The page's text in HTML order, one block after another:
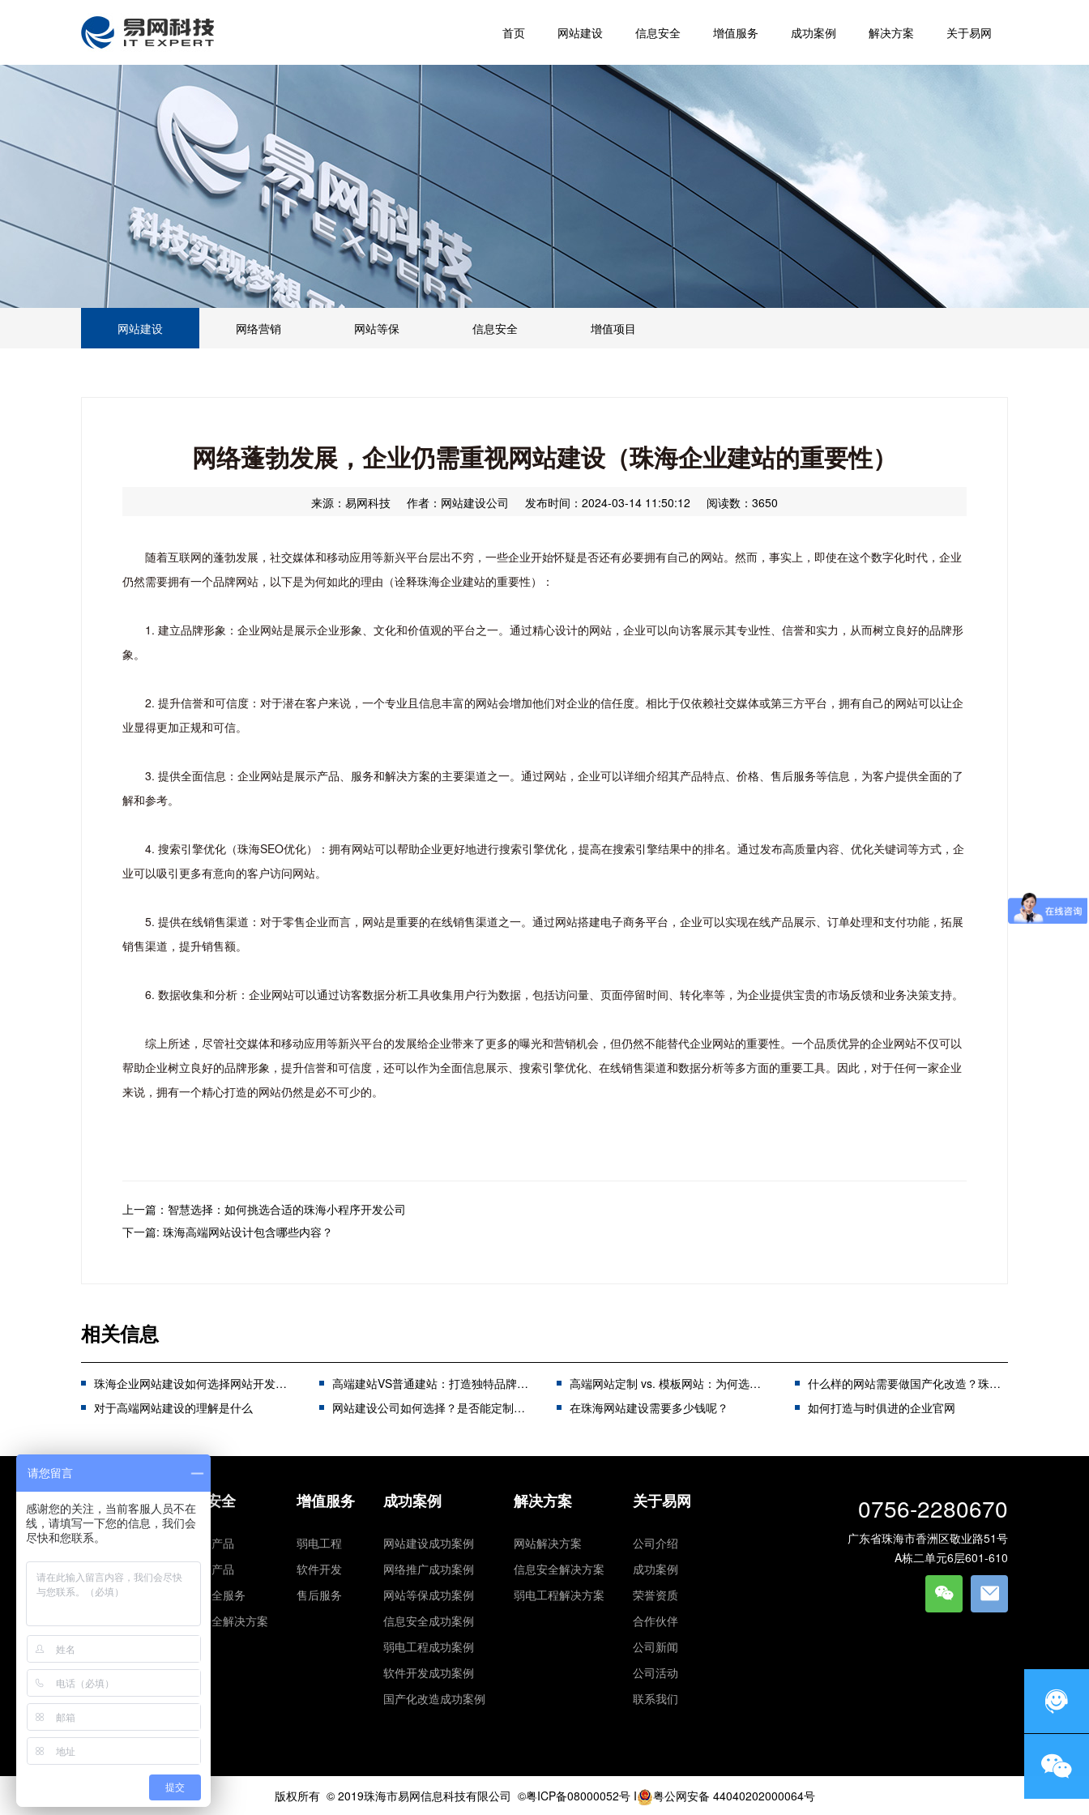
首页 网站建设 信息安全 增值服务 成功案例 解决方案 关于易网
网站建设 网络营销 网站等保 信息安全 增值项目
网络蓬勃发展，企业仍需重视网站建设（珠海企业建站的重要性）
来源：易网科技 作者：网站建设公司 发布时间：2024-03-14 11:50:12 阅读数：3650
随着互联网的蓬勃发展，社交媒体和移动应用等新兴平台层出不穷，一些企业开始怀疑是否还有必要拥有自己的网站。然而，事实上，即使在这个数字化时代，企业
仍然需要拥有一个品牌网站，以下是为何如此的理由（诠释珠海企业建站的重要性）：
1. 建立品牌形象：企业网站是展示企业形象、文化和价值观的平台之一。通过精心设计的网站，企业可以向访客展示其专业性、信誉和实力，从而树立良好的品牌形
象。
2. 提升信誉和可信度：对于潜在客户来说，一个专业且信息丰富的网站会增加他们对企业的信任度。相比于仅依赖社交媒体或第三方平台，拥有自己的网站可以让企
业显得更加正规和可信。
3. 提供全面信息：企业网站是展示产品、服务和解决方案的主要渠道之一。通过网站，企业可以详细介绍其产品特点、价格、售后服务等信息，为客户提供全面的了
解和参考。
4. 搜索引擎优化（珠海SEO优化）：拥有网站可以帮助企业更好地进行搜索引擎优化，提高在搜索引擎结果中的排名。通过发布高质量内容、优化关键词等方式，企
业可以吸引更多有意向的客户访问网站。
5. 提供在线销售渠道：对于零售企业而言，网站是重要的在线销售渠道之一。通过网站搭建电子商务平台，企业可以实现在线产品展示、订单处理和支付功能，拓展
销售渠道，提升销售额。
6. 数据收集和分析：企业网站可以通过访客数据分析工具收集用户行为数据，包括访问量、页面停留时间、转化率等，为企业提供宝贵的市场反馈和业务决策支持。
综上所述，尽管社交媒体和移动应用等新兴平台的发展给企业带来了更多的曝光和营销机会，但仍然不能替代企业网站的重要性。一个品质优异的企业网站不仅可以
帮助企业树立良好的品牌形象，提升信誉和可信度，还可以作为全面信息展示、搜索引擎优化、在线销售渠道和数据分析等多方面的重要工具。因此，对于任何一家企业
来说，拥有一个精心打造的网站仍然是必不可少的。
上一篇：智慧选择：如何挑选合适的珠海小程序开发公司
下一篇: 珠海高端网站设计包含哪些内容？
相关信息
珠海企业网站建设如何选择网站开发公司 高端建站VS普通建站：打造独特品牌形象的关键选择 高端网站定制 vs. 模板网站：为何选择定制网站？
什么样的网站需要做国产化改造？珠海网站国产化改造哪里有？
对于高端网站建设的理解是什么
网站建设公司如何选择？是否能定制网站？ 在珠海网站建设需要多少钱呢？ 如何打造与时俱进的企业官网
网站建设
建站营销
网站安全
网站解决方案
信息安全
智安全产品
云安全产品
信息安全服务
信息安全解决方案
增值服务
弱电工程
软件开发
售后服务
成功案例
网站建设成功案例
网络推广成功案例
网站等保成功案例
信息安全成功案例
弱电工程成功案例
软件开发成功案例
国产化改造成功案例
解决方案
网站解决方案
信息安全解决方案
弱电工程解决方案
关于易网
公司介绍
成功案例
荣誉资质
合作伙伴
公司新闻
公司活动
联系我们
0756-2280670
广东省珠海市香洲区敬业路51号
A栋二单元6层601-610
版权所有 © 2019珠海市易网信息科技有限公司 ©粤ICP备08000052号I 粤公网安备 44040202000064号
请您留言
感谢您的关注，当前客服人员不在
线，请填写一下您的信息，我们会
尽快和您联系。
提交